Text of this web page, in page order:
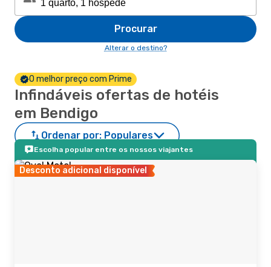
Procurar
Alterar o destino?
O melhor preço com Prime
Infindáveis ofertas de hotéis
em Bendigo
Ordenar por: Populares
Escolha popular entre os nossos viajantes
Desconto adicional disponível